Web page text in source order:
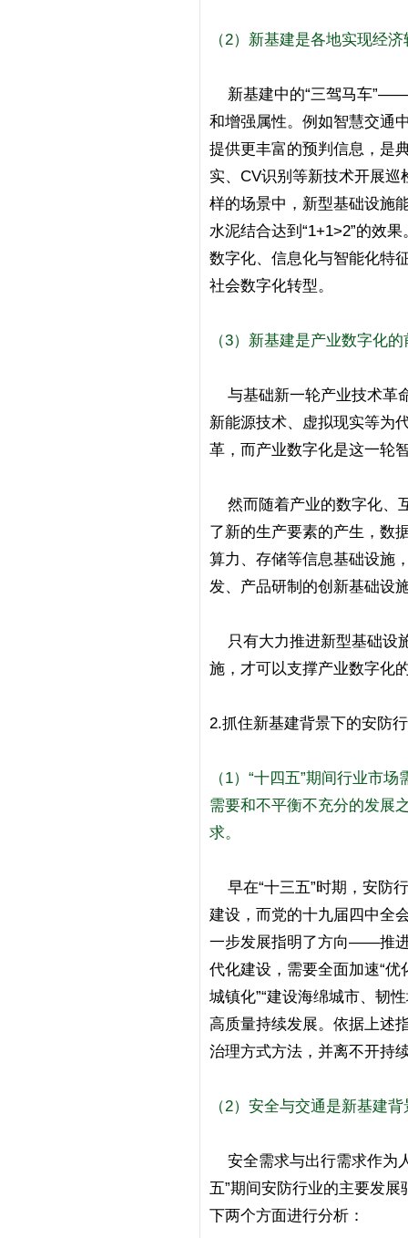
（2）新基建是各地实现经
新基建中的“三驾马车”——
和增强属性。例如智慧交通
提供更丰富的预判信息，是
实、CV识别等新技术开展
样的场景中，新型基础设施
水泥结合达到“1+1>2”的效
数字化、信息化与智能化特
社会数字化转型。
（3）新基建是产业数字化的
与基础新一轮产业技术革
新能源技术、虚拟现实等为
革，而产业数字化是这一轮
然而随着产业的数字化、
了新的生产要素的产生，数
算力、存储等信息基础设施
发、产品研制的创新基础设
只有大力推进新型基础设
施，才可以支撑产业数字化
2.抓住新基建背景下的安防
（1）“十四五”期间行业市
需要和不平衡不充分的发展
求。
早在“十三五”时期，安防
建设，而党的十九届四中全
一步发展指明了方向——推
代化建设，需要全面加速“
城镇化”“建设海绵城市、韧
高质量持续发展。依据上述
治理方式方法，并离不开持
（2）安全与交通是新基建
安全需求与出行需求作为
五”期间安防行业的主要发
下两个方面进行分析：